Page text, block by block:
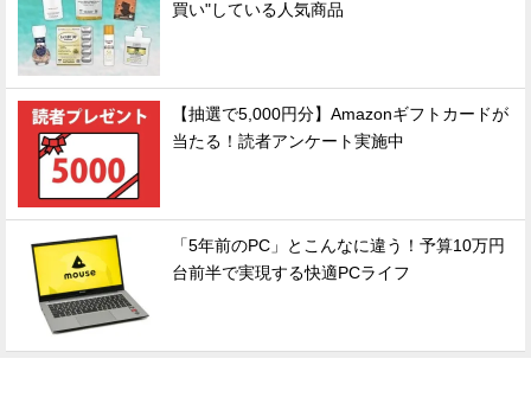
買い"している人気商品
【抽選で5,000円分】Amazonギフトカードが
当たる！読者アンケート実施中
「5年前のPC」とこんなに違う！予算10万円
台前半で実現する快適PCライフ